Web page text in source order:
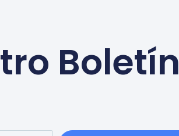
Boletín